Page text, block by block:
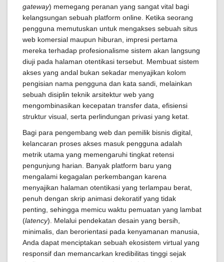
gateway) memegang peranan yang sangat vital bagi
kelangsungan sebuah platform online. Ketika seorang
pengguna memutuskan untuk mengakses sebuah situs
web komersial maupun hiburan, impresi pertama
mereka terhadap profesionalisme sistem akan langsung
diuji pada halaman otentikasi tersebut. Membuat sistem
akses yang andal bukan sekadar menyajikan kolom
pengisian nama pengguna dan kata sandi, melainkan
sebuah disiplin teknik arsitektur web yang
mengombinasikan kecepatan transfer data, efisiensi
struktur visual, serta perlindungan privasi yang ketat.
Bagi para pengembang web dan pemilik bisnis digital,
kelancaran proses akses masuk pengguna adalah
metrik utama yang memengaruhi tingkat retensi
pengunjung harian. Banyak platform baru yang
mengalami kegagalan perkembangan karena
menyajikan halaman otentikasi yang terlampau berat,
penuh dengan skrip animasi dekoratif yang tidak
penting, sehingga memicu waktu pemuatan yang lambat
(latency). Melalui pendekatan desain yang bersih,
minimalis, dan berorientasi pada kenyamanan manusia,
Anda dapat menciptakan sebuah ekosistem virtual yang
responsif dan memancarkan kredibilitas tinggi sejak